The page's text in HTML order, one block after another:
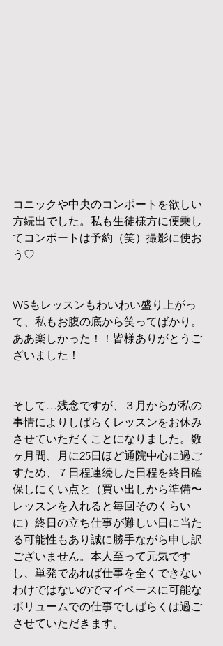
コニックや中央のコンポートを欲しい
方続出でした。私も生徒様方に便乗し
てコンポートは予約（笑）撮影に使お
う♡
WSもレッスンもわいわい盛り上がっ
て、私もお腹の底から笑ってばかり。
ああ楽しかった！！皆様ありがとうご
ざいました！
そして…残念ですが、３月からが私の
事情によりしばらくレッスンをお休み
させていただくことになりました。数
ヶ月間、月に25日ほど通院中心に過ご
すため、７日程連続した日程を終日確
保しにくい点と（買い出しから準備〜
レッスンを入れると毎回そのくらい
に）終日の立ち仕事が難しい日に当た
る可能性もあり誠に勝手ながら申し訳
ございません。本人至って元気です
し、単発であれば仕事を全くできない
わけではないのでマイペースに可能な
ボリュームでの仕事でしばらくは過ご
させていただきます。